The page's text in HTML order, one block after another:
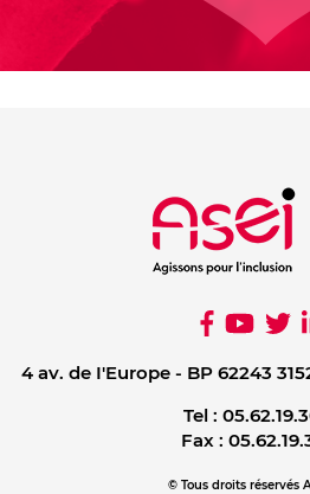
4 av. de I'Europe - BP 62243
Tel :
Fax :
© Tous droits réservés